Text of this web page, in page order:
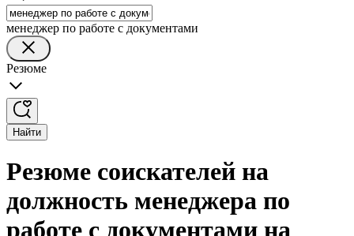
менеджер по работе с документами
Резюме
Найти
Резюме соискателей на
должность менеджера по
работе с документами на